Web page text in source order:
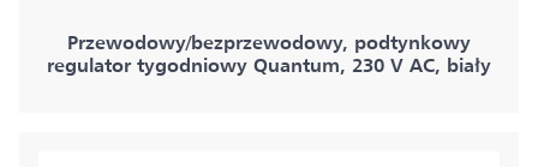
Przewodowy/bezprzewodowy, podtynkowy
regulator tygodniowy Quantum, 230 V AC, biały